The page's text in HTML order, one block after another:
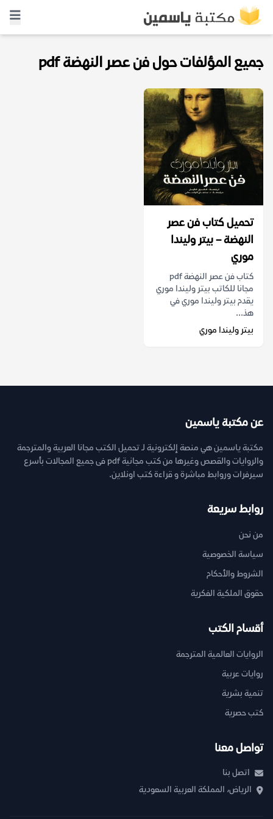
جميع المؤلفات حول فن عصر النهضة pdf
تحميل كتاب فن عصر
النهضة – بيتر وليندا
موري
كتاب فن عصر النهضة pdf
مجانا للكاتب بيتر وليندا موري
يقدم بيتر وليندا موري في
هذ...
بيتر وليندا موري
عن مكتبة ياسمين
مكتبة ياسمين هي منصة إلكترونية لـ تحميل الكتب مجانا العربية والمترجمة
والروايات والقصص وغيرها من كتب مجانية pdf فى جميع المجالات بأسرع
سيرفرات وروابط مباشرة و قراءة كتب اونلاين.
روابط سريعة
من نحن
سياسة الخصوصية
الشروط والأحكام
حقوق الملكية الفكرية
أقسام الكتب
الروايات العالمية المترجمة
روايات عربية
تنمية بشرية
كتب حصرية
تواصل معنا
اتصل بنا
الرياض، المملكة العربية السعودية